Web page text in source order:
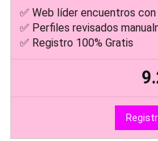
✅ Web líder encuentros
✅ Perfiles revisados
✅ Registro 100% Gratis